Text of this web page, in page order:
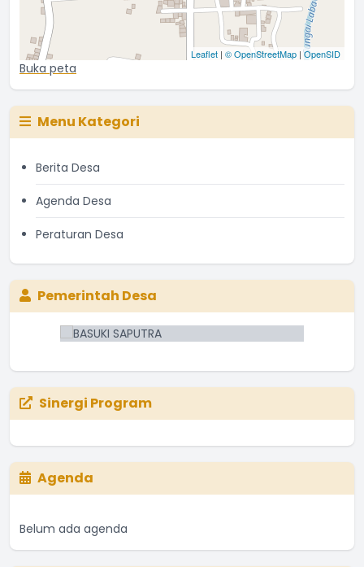
Leaflet | © OpenStreetMap |OpenSID
Buka peta
Menu Kategori
Berita Desa
Agenda Desa
Peraturan Desa
Pemerintah Desa
Sinergi Program
Agenda
Belum ada agenda